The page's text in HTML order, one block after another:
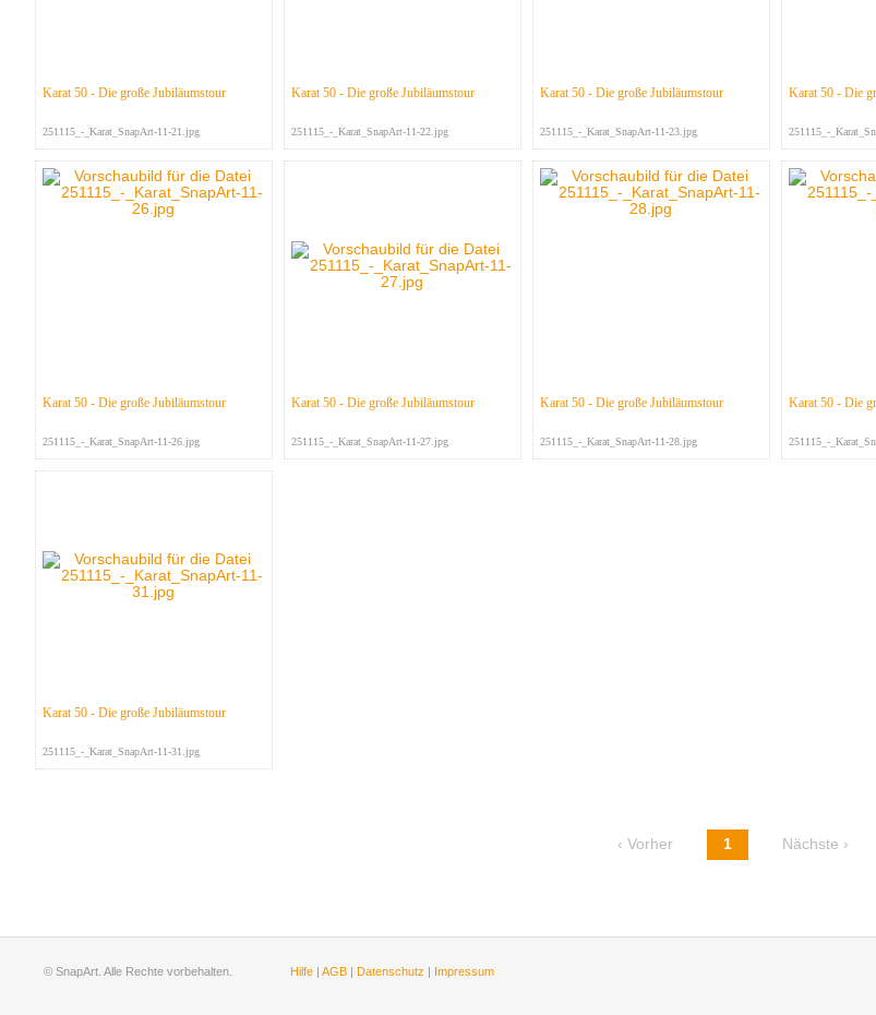
Karat 50 - Die große Jubiläumstour
251115_-_Karat_SnapArt-11-21.jpg
Karat 50 - Die große Jubiläumstour
251115_-_Karat_SnapArt-11-22.jpg
Karat 50 - Die große Jubiläumstour
251115_-_Karat_SnapArt-11-23.jpg
Karat 50 - Die
251115_-
Karat 50 - Die große Jubiläumstour
251115_-_Karat_SnapArt-11-26.jpg
Karat 50 - Die große Jubiläumstour
251115_-_Karat_SnapArt-11-27.jpg
Karat 50 - Die große Jubiläumstour
251115_-_Karat_SnapArt-11-28.jpg
Karat 50 - Die
251115_-
Karat 50 - Die große Jubiläumstour
251115_-_Karat_SnapArt-11-31.jpg
‹ Vorher 1 Nächste ›
© SnapArt. Alle Rechte vorbehalten. Hilfe | AGB | Datenschutz | Impressum